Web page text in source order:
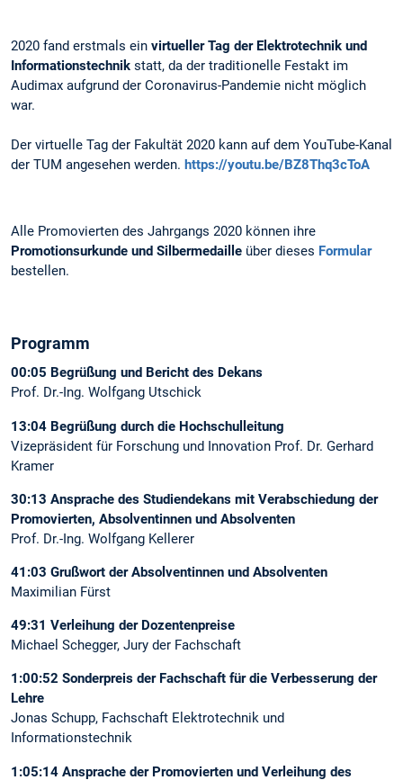
2020 fand erstmals ein virtueller Tag der Elektrotechnik und
Informationstechnik statt, da der traditionelle Festakt im
Audimax aufgrund der Coronavirus-Pandemie nicht möglich
war.
Der virtuelle Tag der Fakultät 2020 kann auf dem YouTube-Kanal
der TUM angesehen werden. https://youtu.be/BZ8Thq3cToA
Alle Promovierten des Jahrgangs 2020 können ihre
Promotionsurkunde und Silbermedaille über dieses Formular
bestellen.
Programm
00:05 Begrüßung und Bericht des Dekans
Prof. Dr.-Ing. Wolfgang Utschick
13:04 Begrüßung durch die Hochschulleitung
Vizepräsident für Forschung und Innovation Prof. Dr. Gerhard
Kramer
30:13 Ansprache des Studiendekans mit Verabschiedung der
Promovierten, Absolventinnen und Absolventen
Prof. Dr.-Ing. Wolfgang Kellerer
41:03 Grußwort der Absolventinnen und Absolventen
Maximilian Fürst
49:31 Verleihung der Dozentenpreise
Michael Schegger, Jury der Fachschaft
1:00:52 Sonderpreis der Fachschaft für die Verbesserung der
Lehre
Jonas Schupp, Fachschaft Elektrotechnik und
Informationstechnik
1:05:14 Ansprache der Promovierten und Verleihung des